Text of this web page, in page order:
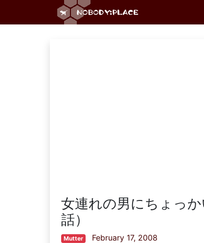
女連れの男にちょっ
話）
Mutter February 17, 2008